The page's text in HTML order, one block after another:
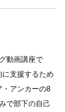
動画講座で
支援するため
アンカーの8
で部下の自己